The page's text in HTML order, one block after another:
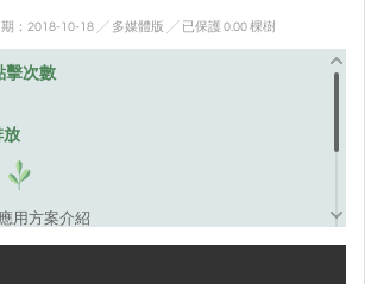
期：2018-10-18 ╱ 多媒體版 ╱ 已保護 0.00 棵樹
擊次數
放
用方案介紹
更多人看見嗎? GOGOFINDER提供企業多元